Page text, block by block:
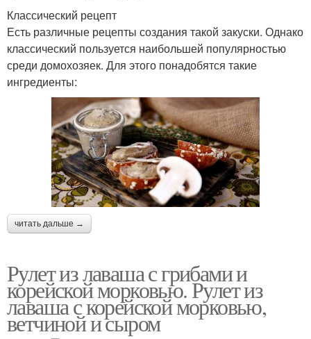
Классический рецепт
Есть различные рецепты создания такой закуски. Однако
классический пользуется наибольшей популярностью
среди домохозяек. Для этого понадобятся такие
ингредиенты:
читать дальше →
Рулет из лаваша с грибами и
корейской морковью. Рулет из
лаваша с корейской морковью,
ветчиной и сыром